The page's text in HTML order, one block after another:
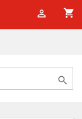
shopping_cart

